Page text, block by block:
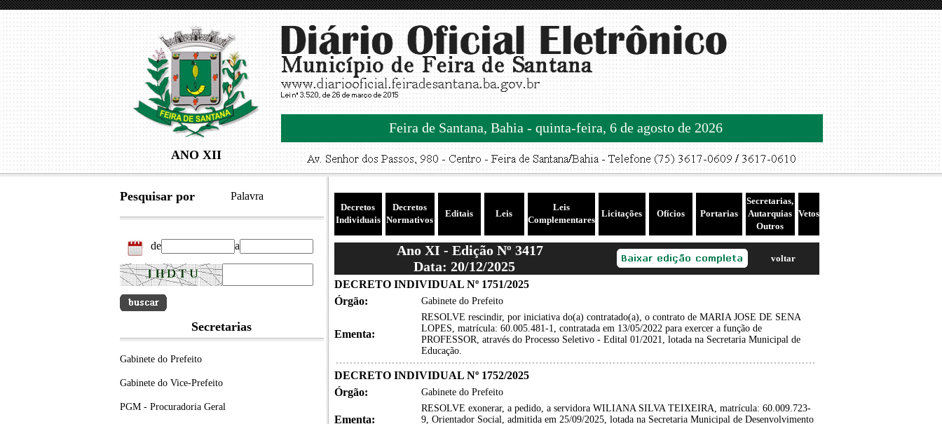
ANO XII
Feira de Santana, Bahia - quinta-feira, 6 de agosto de 2026
Pesquisar por Palavra
de a
Secretarias
Gabinete do Prefeito
Gabinete do Vice-Prefeito
PGM - Procuradoria Geral
Decretos
Individuais
Decretos
Normativos
Editais Leis
Leis
Complementares
Licitações Ofícios Portarias
Secretarias,
Autarquias
Outros
Vetos
Ano XI - Edição Nº 3417
Data: 20/12/2025
voltar
DECRETO INDIVIDUAL Nº 1751/2025
Órgão:
Gabinete do Prefeito
Ementa:
RESOLVE rescindir, por iniciativa do(a) contratado(a), o contrato de MARIA JOSE DE SENA
LOPES, matrícula: 60.005.481-1, contratada em 13/05/2022 para exercer a função de
PROFESSOR, através do Processo Seletivo - Edital 01/2021, lotada na Secretaria Municipal de
Educação.
DECRETO INDIVIDUAL Nº 1752/2025
Órgão:
Gabinete do Prefeito
Ementa:
RESOLVE exonerar, a pedido, a servidora WILIANA SILVA TEIXEIRA, matrícula: 60.009.723-
9, Orientador Social, admitida em 25/09/2025, lotada na Secretaria Municipal de Desenvolvimento